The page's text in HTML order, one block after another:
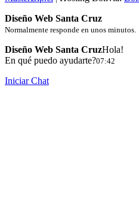
Diseño Web Santa Cruz
Normalmente responde en unos minutos.
Diseño Web Santa CruzHola!
En qué puedo ayudarte?07:42
Iniciar Chat